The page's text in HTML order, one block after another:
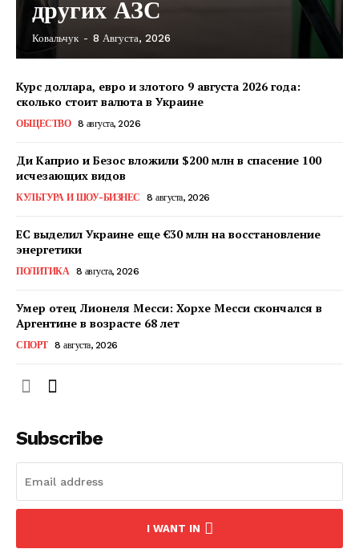
других АЗС
Ковальчук - 8 Августа, 2026
Курс доллара, евро и злотого 9 августа 2026 года:
сколько стоит валюта в Украине
ОБЩЕСТВО 8 августа, 2026
Ди Каприо и Безос вложили $200 млн в спасение 100
исчезающих видов
КУЛЬТУРА И ШОУ-БИЗНЕС 8 августа, 2026
ЕС выделил Украине еще €30 млн на восстановление
энергетики
ПОЛИТИКА 8 августа, 2026
Умер отец Лионеля Месси: Хорхе Месси скончался в
Аргентине в возрасте 68 лет
СПОРТ 8 августа, 2026
Subscribe
I WANT IN